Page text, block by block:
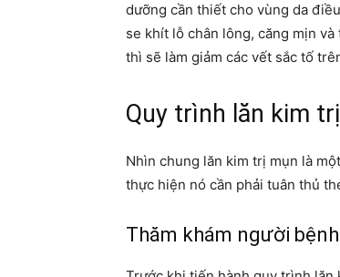
dưỡng cần thiết cho vùng da
se khít lỗ chân lông, căng mịn
thì sẽ làm giảm các vết sắc tố
Quy trình lăn kim
Nhìn chung lăn kim trị mụn là
thực hiện nó cần phải tuân thủ
Thăm khám người bệnh